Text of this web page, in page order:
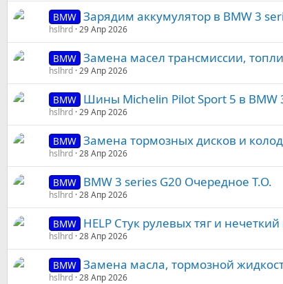
BMW Зарядим аккумулятор в BMW 3
hslhrd 29 Апр 2026
BMW Замена масел трансмиссии,
hslhrd 29 Апр 2026
BMW Шины Michelin Pilot Sport 5 в BMW
hslhrd 29 Апр 2026
BMW Замена тормозных дисков и
hslhrd 28 Апр 2026
BMW BMW 3 series G20 Очередное Т.О.
hslhrd 28 Апр 2026
BMW HELP Стук рулевых тяг и
hslhrd 28 Апр 2026
BMW Замена масла, тормозной
hslhrd 28 Апр 2026